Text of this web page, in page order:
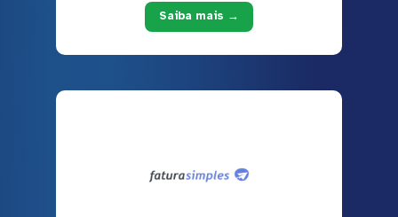
Saiba mais →